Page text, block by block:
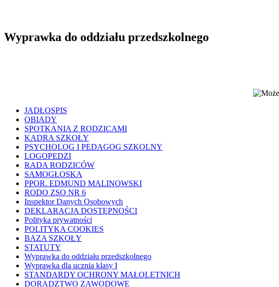
Wyprawka do oddziału przedszkolnego
JADŁOSPIS
OBIADY
SPOTKANIA Z RODZICAMI
KADRA SZKOŁY
PSYCHOLOG I PEDAGOG SZKOLNY
LOGOPEDZI
RADA RODZICÓW
SAMOGŁOSKA
PPOR. EDMUND MALINOWSKI
RODO ZSO NR 6
Inspektor Danych Osobowych
DEKLARACJA DOSTĘPNOŚCI
Polityka prywatności
POLITYKA COOKIES
BAZA SZKOŁY
STATUTY
Wyprawka do oddziału przedszkolnego
Wyprawka dla ucznia klasy I
STANDARDY OCHRONY MAŁOLETNICH
DORADZTWO ZAWODOWE